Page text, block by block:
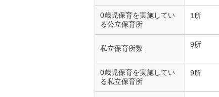
0歳児保育を実施してい
る公立保育所
1所
私立保育所数 9所
0歳児保育を実施してい
る私立保育所
9所